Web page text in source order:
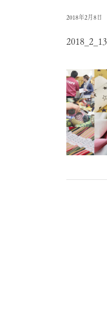
2018年2月8日
2018_2_13